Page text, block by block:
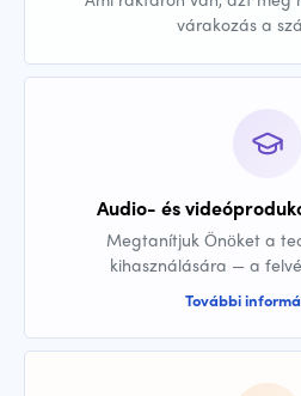
várakozás a
Audio- és
Megtanítjuk Önöket a
kihasználására — a
További